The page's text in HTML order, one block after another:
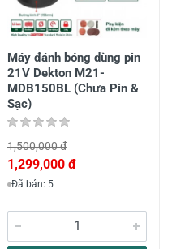
Máy đánh bóng dùng pin
21V Dekton M21-
MDB150BL (Chưa Pin &
Sạc)
1,500,000 đ
1,299,000 đ
Đã bán: 5